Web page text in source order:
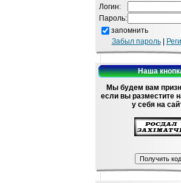
Логин:
Пароль:
запомнить
Забыл пароль|
Наша
Мы будем вам
если вы разместите
у себя на